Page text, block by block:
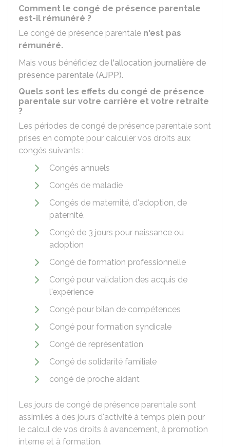
Comment le congé de présence parentale
est-il rémunéré ?
Le congé de présence parentale n'est pas
rémunéré.
Mais vous bénéficiez de l'allocation journalière de
présence parentale (AJPP).
Quels sont les effets du congé de présence
parentale sur votre carrière et votre retraite
?
Les périodes de congé de présence parentale sont
prises en compte pour calculer vos droits aux
congés suivants :
Congés annuels
Congés de maladie
Congés de maternité, d'adoption, de
paternité,
Congé de 3 jours pour naissance ou
adoption
Congé de formation professionnelle
Congé pour validation des acquis de
l'expérience
Congé pour bilan de compétences
Congé pour formation syndicale
Congé de représentation
Congé de solidarité familiale
congé de proche aidant
Les jours de congé de présence parentale sont
assimilés à des jours d'activité à temps plein pour
le calcul de vos droits à avancement, à promotion
interne et à formation.